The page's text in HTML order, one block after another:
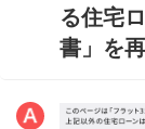
る住宅
書」を